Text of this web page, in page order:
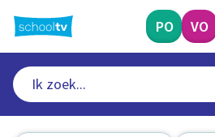
naar
hoofdinhoud
PO VO